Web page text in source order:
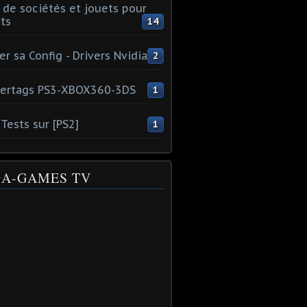
sociétés et jouets pour
14
sa Config - Drivers Nvidia 2
PS3-XBOX360-3DS 1
sur [PS2] 1
GAMES TV